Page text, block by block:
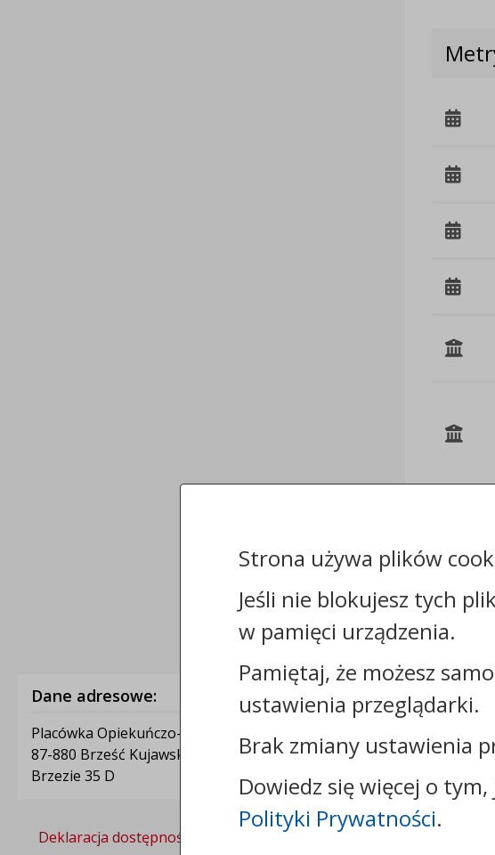
Dane adresowe:
Placówka Opiekuńczo-Wychowawcza Małgosia
87-880 Brześć Kujawski
Brzezie 35 D
Kontakt:
e-mail:
Deklaracja dostępności Polityka prywatności
Strona używa plików
Jeśli nie blokujesz tych
w pamięci urządzenia.
Pamiętaj, że możesz
ustawienia przeglądarki.
Brak zmiany ustawienia
Dowiedz się więcej o
Polityki Prywatności.